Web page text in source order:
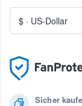
Sicher
$ · US-Dollar